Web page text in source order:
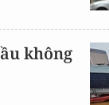
không